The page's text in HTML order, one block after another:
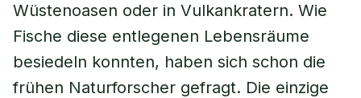
Wüstenoasen oder in Vulkankratern. Wie
Fische diese entlegenen Lebensräume
besiedeln konnten, haben sich schon die
frühen Naturforscher gefragt. Die einzige